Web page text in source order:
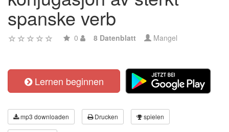
spanske verb
0 8 Datenblatt Mangel
Lernen beginnen
mp3 downloaden Drucken spielen